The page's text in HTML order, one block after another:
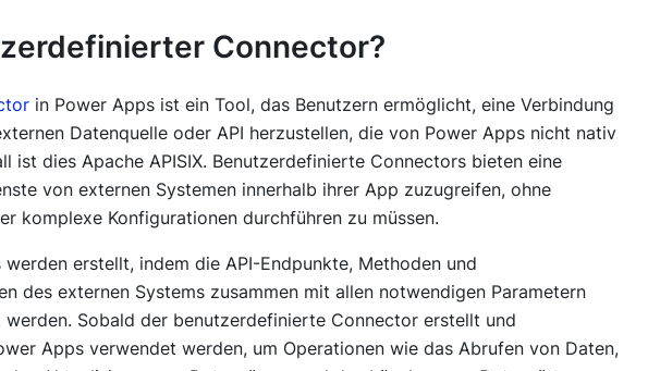
Connector?
in Power Apps ist ein Tool, das Benutzern ermöglicht, eine Verbindung
Datenquelle oder API herzustellen, die von Power Apps nicht nativ
ist dies Apache APISIX. Benutzerdefinierte Connectors bieten eine
von externen Systemen innerhalb ihrer App zuzugreifen, ohne
komplexe Konfigurationen durchführen zu müssen.
erstellt, indem die API-Endpunkte, Methoden und
des externen Systems zusammen mit allen notwendigen Parametern
Sobald der benutzerdefinierte Connector erstellt und
Apps verwendet werden, um Operationen wie das Abrufen von Daten,